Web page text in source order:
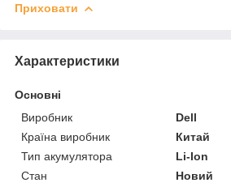
Приховати
Характеристики
Основні
Виробник
Dell
Країна виробник
Китай
Тип акумулятора
Li-Ion
Стан
Новий